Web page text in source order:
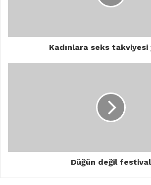
Kadınlara seks takviyesi
Düğün değil festival